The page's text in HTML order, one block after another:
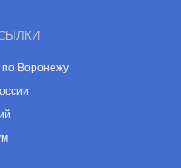
по Воронежу